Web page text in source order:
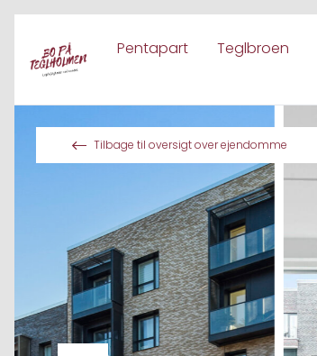
Pentapart Teglbroen
Tilbage til oversigt over ejendomme